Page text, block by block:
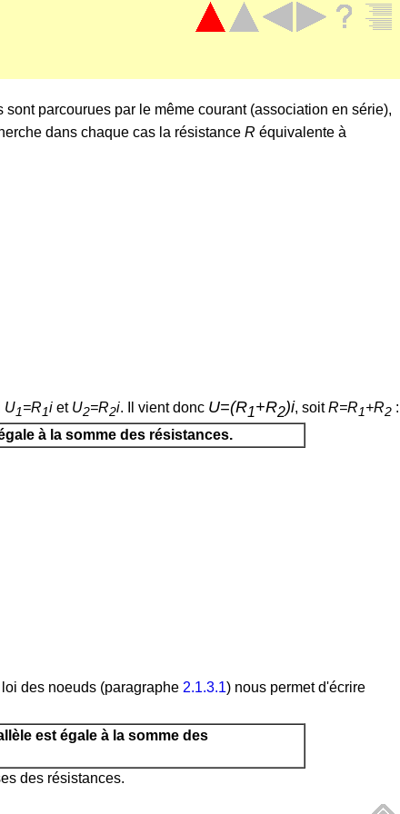
parcourues par le même courant (association en série),
dans chaque cas la résistance R équivalente à
U1=R1i et U2=R2i. Il vient donc U=(R1+R2)i, soitR=R1+R2 :
à la somme des résistances.
loi des noeuds (paragraphe 2.1.3.1) nous permet d'écrire
est égale à la somme des
des résistances.